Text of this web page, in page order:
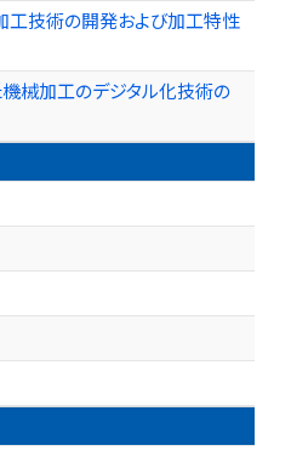
工技術の開発および加工特性
械加工のデジタル化技術の